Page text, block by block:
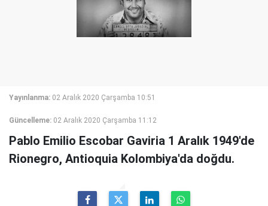
Yayınlanma: 02 Aralık 2020 Çarşamba 10:51
Güncelleme: 02 Aralık 2020 Çarşamba 11:12
Pablo Emilio Escobar Gaviria 1 Aralık 1949'de
Rionegro, Antioquia Kolombiya'da doğdu.